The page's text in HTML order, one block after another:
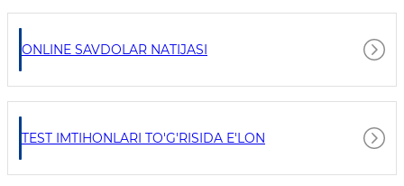
ONLINE SAVDOLAR NATIJASI
TEST IMTIHONLARI TO'G'RISIDA E'LON